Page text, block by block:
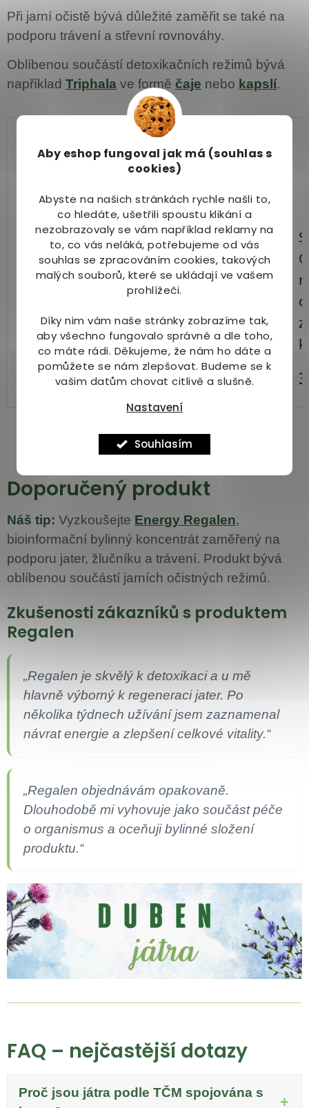
Aby eshop fungoval jak má (souhlas s
cookies)
Abyste na našich stránkách rychle našli to,
co hledáte, ušetřili spoustu klikání a
nezobrazovaly se vám například reklamy na
to, co vás neláká, potřebujeme od vás
souhlas se zpracováním cookies, takových
malých souborů, které se ukládají ve vašem
prohlížeči.
Díky nim vám naše stránky zobrazíme tak,
aby všechno fungovalo správně a dle toho,
co máte rádi. Děkujeme, že nám ho dáte a
pomůžete se nám zlepšovat. Budeme se k
vašim datům chovat citlivě a slušně.
Nastavení
Souhlasím
Při jarní očistě bývá důležité zaměřit se také na
podporu trávení a střevní rovnováhy.
Oblíbenou součástí detoxikačních režimů bývá
například Triphala ve formě čaje nebo kapslí.
Doporučený produkt
Náš tip: Vyzkoušejte Energy Regalen,
bioinformační bylinný koncentrát zaměřený na
podporu jater, žlučníku a trávení. Produkt bývá
oblíbenou součástí jarních očistných režimů.
Zkušenosti zákazníků s produktem
Regalen
„Regalen je skvělý k detoxikaci a u mě
hlavně výborný k regeneraci jater. Po
několika týdnech užívání jsem zaznamenal
návrat energie a zlepšení celkové vitality.“
„Regalen objednávám opakovaně.
Dlouhodobě mi vyhovuje jako součást péče
o organismus a oceňuji bylinné složení
produktu.“
FAQ – nejčastější dotazy
Proč jsou játra podle TČM spojována s